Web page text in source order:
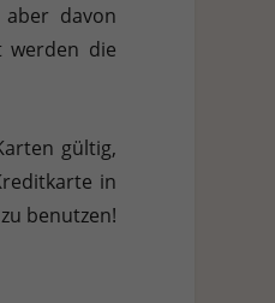
davon
werden die
gültig,
in
benutzen!